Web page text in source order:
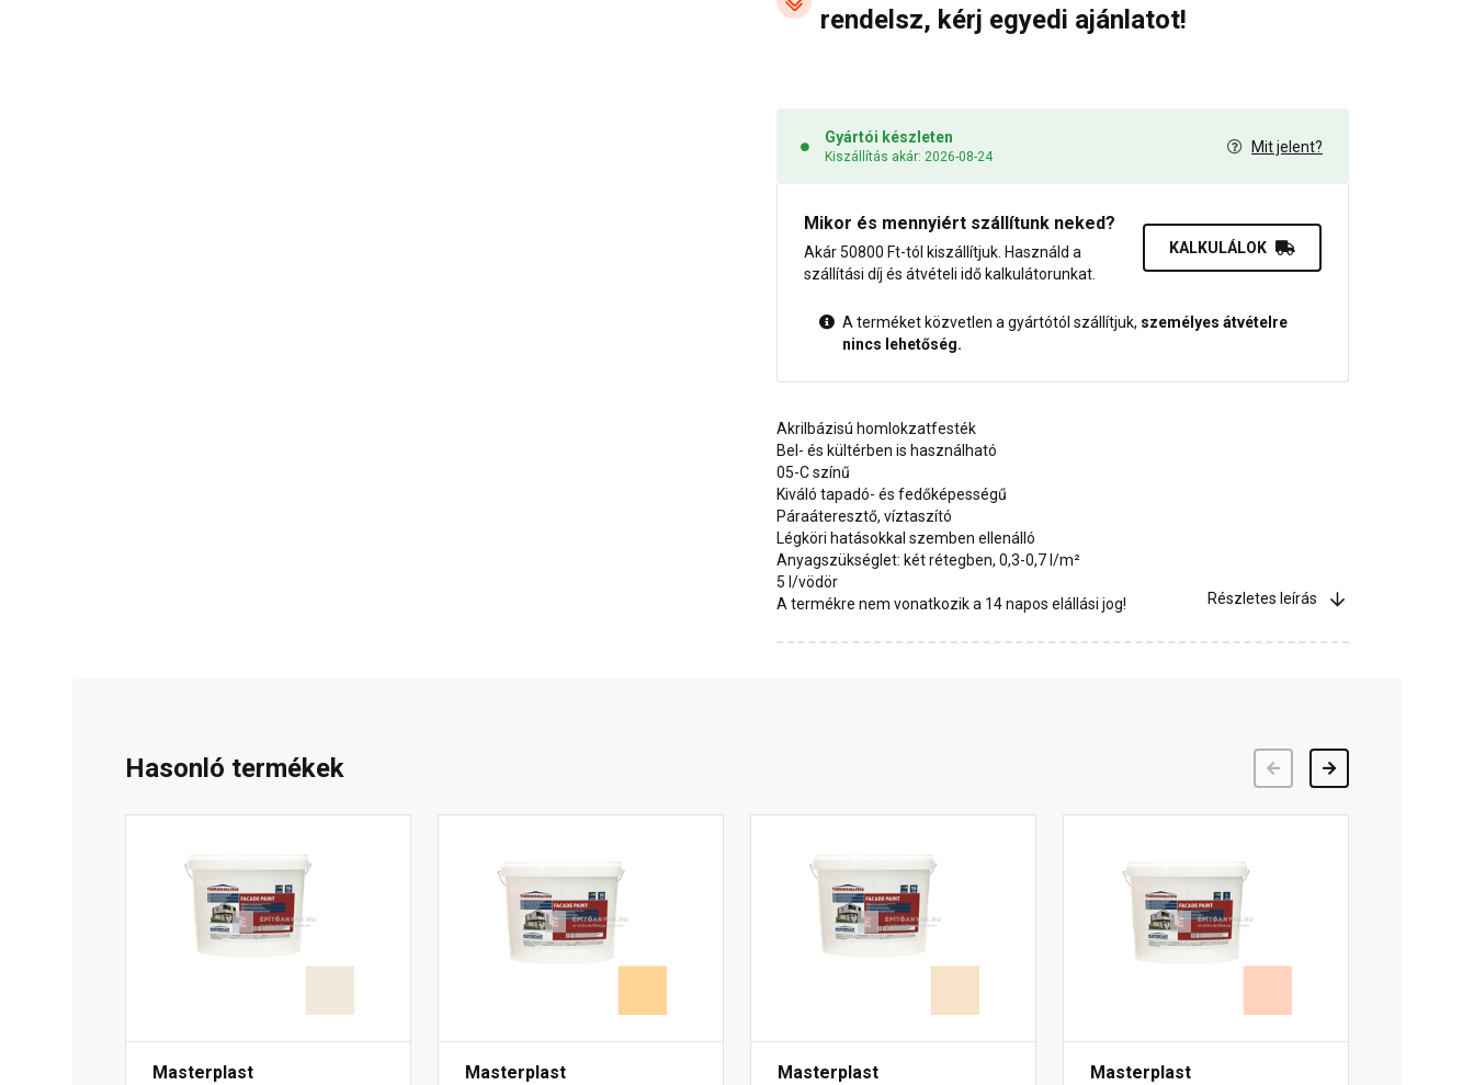
rendelsz, kérj egyedi ajánlatot!
Gyártói készleten
Kiszállítás akár: 2026-08-24
Mit jelent?
Mikor és mennyiért szállítunk neked?
Akár 50800 Ft-tól kiszállítjuk. Használd a
szállítási díj és átvételi idő kalkulátorunkat.
KALKULÁLOK
A terméket közvetlen a gyártótól szállítjuk, személyes átvételre
nincs lehetőség.
Akrilbázisú homlokzatfesték
Bel- és kültérben is használható
05-C színű
Kiváló tapadó- és fedőképességű
Páraáteresztő, víztaszító
Légköri hatásokkal szemben ellenálló
Anyagszükséglet: két rétegben, 0,3-0,7 l/m²
5 l/vödör
A termékre nem vonatkozik a 14 napos elállási jog!
Részletes leírás
Hasonló termékek
Masterplast
Masterplast
Masterplast
Masterplast